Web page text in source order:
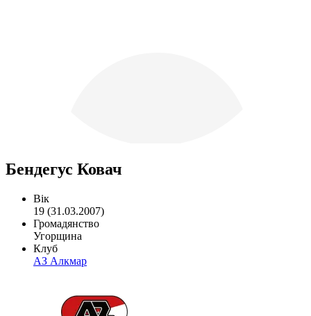
Бендегус Ковач
Вік
19 (31.03.2007)
Громадянство
Угорщина
Клуб
АЗ Алкмар